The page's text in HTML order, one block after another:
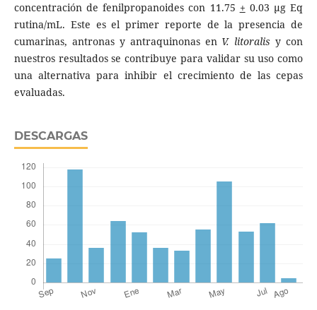
concentración de fenilpropanoides con 11.75 + 0.03 µg Eq
rutina/mL. Este es el primer reporte de la presencia de
cumarinas, antronas y antraquinonas en V. litoralis y con
nuestros resultados se contribuye para validar su uso como
una alternativa para inhibir el crecimiento de las cepas
evaluadas.
DESCARGAS